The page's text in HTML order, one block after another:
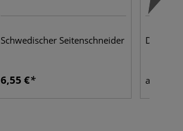
Schwedischer Seitenschneider
6,55 €
DICK
ab